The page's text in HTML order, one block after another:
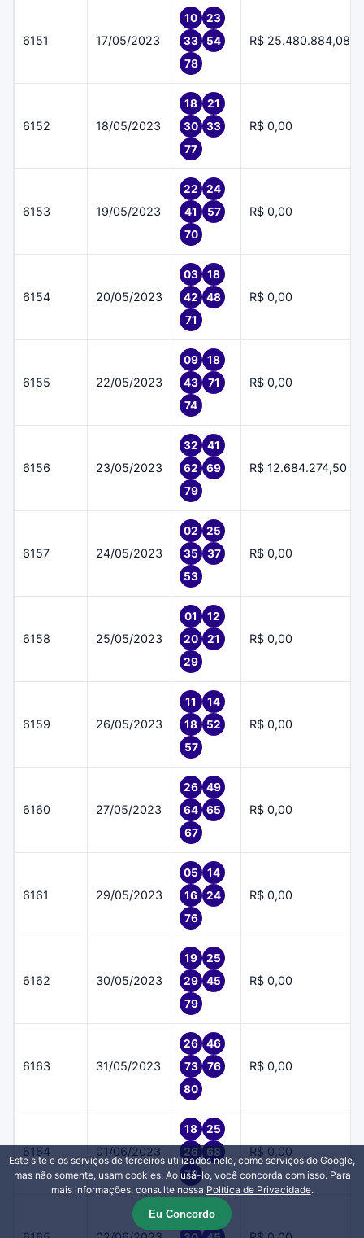
6151 17/05/2023
10
23
33
54
78
R$ 25.480.884,08
6152 18/05/2023
18
21
30
33
77
R$ 0,00
6153 19/05/2023
22
24
41
57
70
R$ 0,00
6154 20/05/2023
03
18
42
48
71
R$ 0,00
6155 22/05/2023
09
18
43
71
74
R$ 0,00
6156 23/05/2023
32
41
62
69
79
R$ 12.684.274,50
6157 24/05/2023
02
25
35
37
53
R$ 0,00
6158 25/05/2023
01
12
20
21
29
R$ 0,00
6159 26/05/2023
11
14
18
52
57
R$ 0,00
6160 27/05/2023
26
49
64
65
67
R$ 0,00
6161 29/05/2023
05
14
16
24
76
R$ 0,00
6162 30/05/2023
19
25
29
45
79
R$ 0,00
6163 31/05/2023
26
46
73
76
80
R$ 0,00
6164 01/06/2023
18
25
26
68
73
R$ 0,00
16
22
Este site e os serviços de terceiros utilizados nele, como serviços do Google,
mas não somente, usam cookies. Ao usá-lo, você concorda com isso. Para
mais informações, consulte nossa Política de Privacidade.
Eu Concordo